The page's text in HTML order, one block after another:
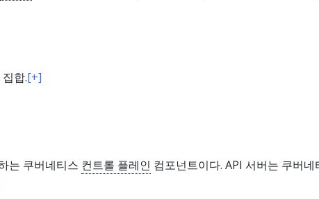
합.[+]
는 쿠버네티스 컨트롤 플레인 컴포넌트이다. API 서버는 쿠버네